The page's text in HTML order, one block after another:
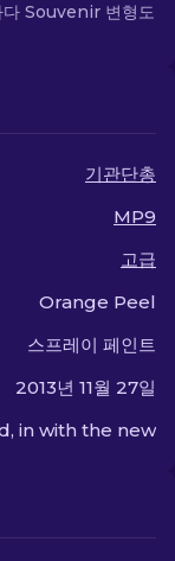
다 Souvenir 변형도
기관단총
MP9
고급
Orange Peel
스프레이 페인트
2013년 11월 27일
in with the new